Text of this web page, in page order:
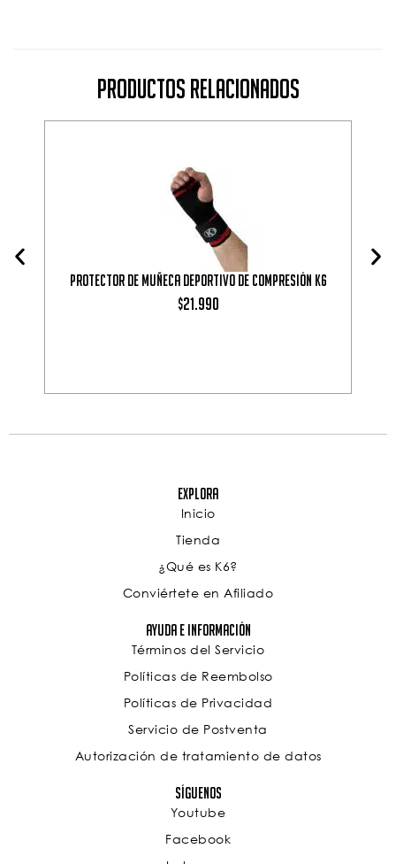
Productos Relacionados
Protector de muñeca deportivo de compresión K6
$21.990
Explora
Inicio
Tienda
¿Qué es K6?
Conviértete en Afiliado
Ayuda e Información
Términos del Servicio
Políticas de Reembolso
Políticas de Privacidad
Servicio de Postventa
Autorización de tratamiento de datos
Síguenos
Youtube
Facebook